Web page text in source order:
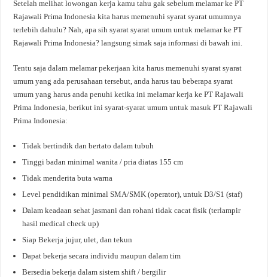
Setelah melihat lowongan kerja kamu tahu gak sebelum melamar ke PT
Rajawali Prima Indonesia kita harus memenuhi syarat syarat umumnya
terlebih dahulu? Nah, apa sih syarat syarat umum untuk melamar ke PT
Rajawali Prima Indonesia? langsung simak saja informasi di bawah ini.
Tentu saja dalam melamar pekerjaan kita harus memenuhi syarat syarat
umum yang ada perusahaan tersebut, anda harus tau beberapa syarat
umum yang harus anda penuhi ketika ini melamar kerja ke PT Rajawali
Prima Indonesia, berikut ini syarat-syarat umum untuk masuk PT Rajawali
Prima Indonesia:
Tidak bertindik dan bertato dalam tubuh
Tinggi badan minimal wanita / pria diatas 155 cm
Tidak menderita buta warna
Level pendidikan minimal SMA/SMK (operator), untuk D3/S1 (staf)
Dalam keadaan sehat jasmani dan rohani tidak cacat fisik (terlampir
hasil medical check up)
Siap Bekerja jujur, ulet, dan tekun
Dapat bekerja secara individu maupun dalam tim
Bersedia bekerja dalam sistem shift / bergilir